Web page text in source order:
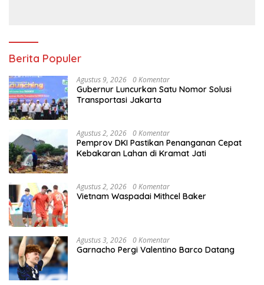
Berita Populer
Agustus 9, 2026 0 Komentar
Gubernur Luncurkan Satu Nomor Solusi
Transportasi Jakarta
Agustus 2, 2026 0 Komentar
Pemprov DKI Pastikan Penanganan Cepat
Kebakaran Lahan di Kramat Jati
Agustus 2, 2026 0 Komentar
Vietnam Waspadai Mithcel Baker
Agustus 3, 2026 0 Komentar
Garnacho Pergi Valentino Barco Datang